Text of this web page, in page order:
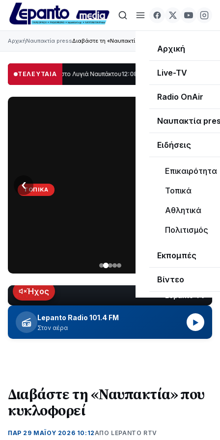
Αρχική
Live-TV
Radio OnAir
Ναυπακτία
Ειδήσεις
Επικαιρότητα
Τοπικά
Αθλητικά
Πολιτισμός
Εκπομπές
Βίντεο
ΑρχικήΝαυπακτία pressΔιαβάστε τη «Ναυπακτία» που κυκλοφορεί
ΤΕΛΕΥΤΑΙΑ
στο Λυγιά Ναυπάκτου12:08 Σε τροχιά υλοποίησης η Παράκαμψη του
ΤΟΠΙΚΆ
Ναυπάκτου
εδώ
και
περίπου
δύο
ώρες
εργασίες
του
ΔΕΔΔΗΕ
την
‹
LIVEΉχος
Lepanto Radio 101.4 FM
Στον αέρα
▶
Διαβάστε τη «Ναυπακτία» που
κυκλοφορεί
ΠΑΡ 29 ΜΑΪΟΥ 2026 10:12ΑΠΌ LEPANTO RTV